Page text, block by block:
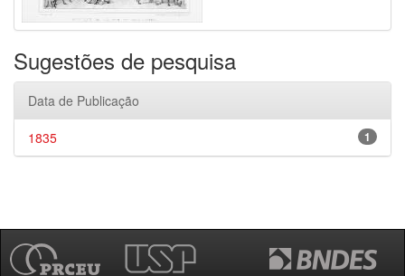
Sugestões de pesquisa
Data de Publicação
1
1835